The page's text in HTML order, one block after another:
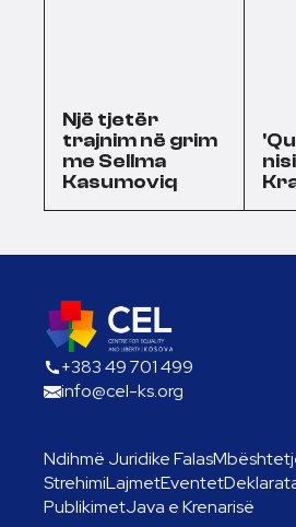
Një tjetër
trajnim në grim
me Sellma
Kasumoviq
+383 49 701 499
info@cel-ks.org
Ndihmë Juridike Falas
StrehimiLajmetEventet
PublikimetJava e Krenarisë